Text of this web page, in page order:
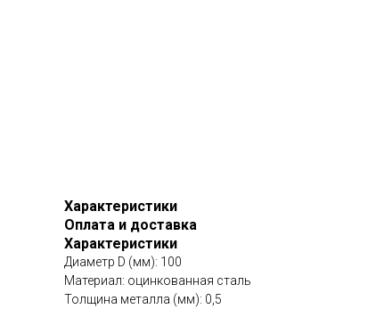
Характеристики
Оплата и доставка
Характеристики
Диаметр D (мм): 100
Материал: оцинкованная сталь
Толщина металла (мм): 0,5